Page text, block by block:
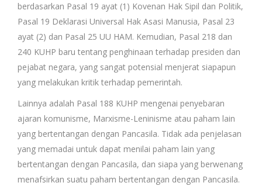
berdasarkan Pasal 19 ayat (1) Kovenan Hak Sipil dan Politik,
Pasal 19 Deklarasi Universal Hak Asasi Manusia, Pasal 23
ayat (2) dan Pasal 25 UU HAM. Kemudian, Pasal 218 dan
240 KUHP baru tentang penghinaan terhadap presiden dan
pejabat negara, yang sangat potensial menjerat siapapun
yang melakukan kritik terhadap pemerintah.
Lainnya adalah Pasal 188 KUHP mengenai penyebaran
ajaran komunisme, Marxisme-Leninisme atau paham lain
yang bertentangan dengan Pancasila. Tidak ada penjelasan
yang memadai untuk dapat menilai paham lain yang
bertentangan dengan Pancasila, dan siapa yang berwenang
menafsirkan suatu paham bertentangan dengan Pancasila.